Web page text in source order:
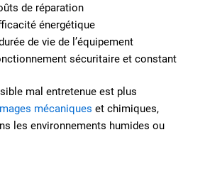
de réparation
énergétique
de vie de l’équipement
sécuritaire et constant
mal entretenue est plus
mécaniques et chimiques,
les environnements humides ou